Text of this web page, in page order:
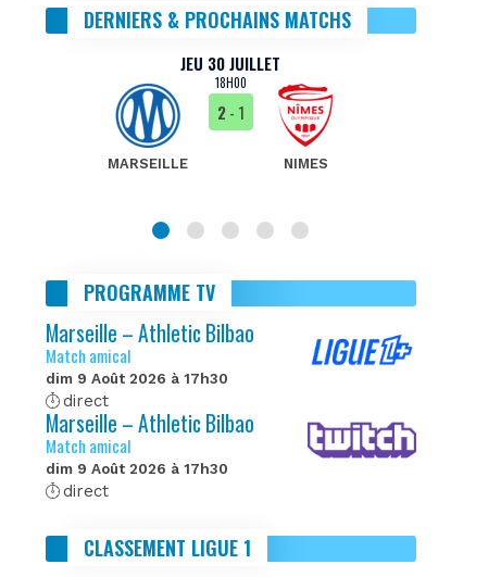
DERNIERS & PROCHAINS MATCHS
JEU 30 JUILLET
18H00
MARSEILLE
2- 1
NIMES
PROGRAMME TV
Marseille – Athletic Bilbao
Match amical
dim 9 Août 2026 à 17h30
direct
Marseille – Athletic Bilbao
Match amical
dim 9 Août 2026 à 17h30
direct
CLASSEMENT LIGUE 1